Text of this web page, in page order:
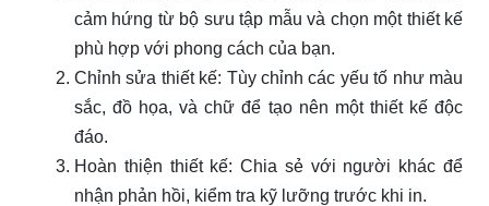
cảm hứng từ bộ sưu tập mẫu và chọn một thiết kế
phù hợp với phong cách của bạn.
Chỉnh sửa thiết kế: Tùy chỉnh các yếu tố như màu
sắc, đồ họa, và chữ để tạo nên một thiết kế độc
đáo.
Hoàn thiện thiết kế: Chia sẻ với người khác để
nhận phản hồi, kiểm tra kỹ lưỡng trước khi in.